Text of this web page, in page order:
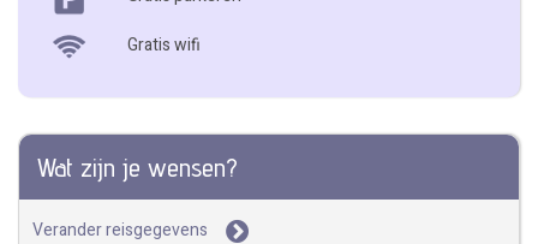
Gratis wifi
Wat zijn je wensen?
Verander reisgegevens